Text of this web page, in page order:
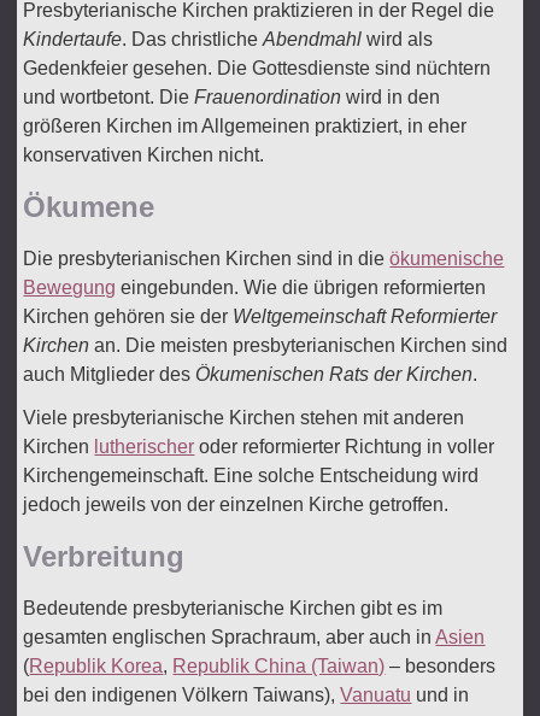
Presbyterianische Kirchen praktizieren in der Regel die
Kindertaufe. Das christlicheAbendmahl wird als
Gedenkfeier gesehen. Die Gottesdienste sind nüchtern
und wortbetont. DieFrauenordination wird in den
größeren Kirchen im Allgemeinen praktiziert, in eher
konservativen Kirchen nicht.
Ökumene
Die presbyterianischen Kirchen sind in dieökumenische
Bewegung eingebunden. Wie die übrigen reformierten
Kirchen gehören sie der Weltgemeinschaft Reformierter
Kirchen an. Die meisten presbyterianischen Kirchen sind
auch Mitglieder des Ökumenischen Rats der Kirchen.
Viele presbyterianische Kirchen stehen mit anderen
Kirchen lutherischer oder reformierter Richtung in voller
Kirchengemeinschaft. Eine solche Entscheidung wird
jedoch jeweils von der einzelnen Kirche getroffen.
Verbreitung
Bedeutende presbyterianische Kirchen gibt es im
gesamten englischen Sprachraum, aber auch inAsien
(Republik Korea, Republik China (Taiwan) – besonders
bei den indigenen Völkern Taiwans),Vanuatu und in